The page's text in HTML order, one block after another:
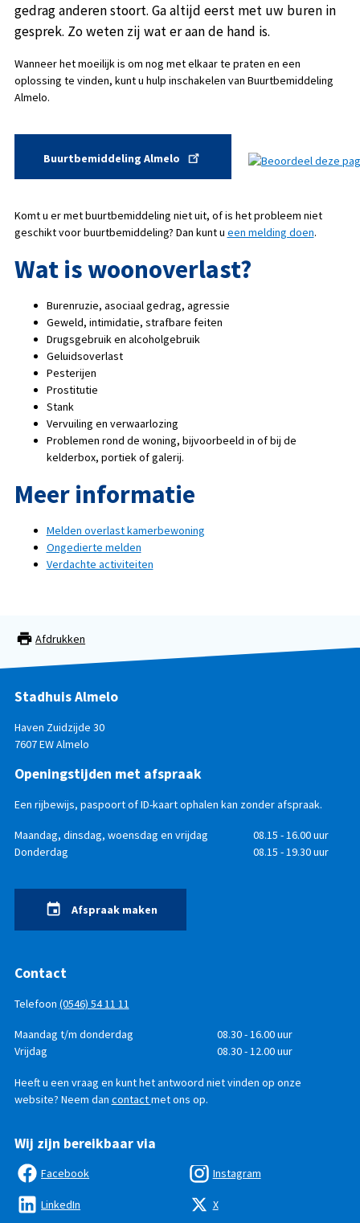
gedrag anderen stoort. Ga altijd eerst met uw buren in
gesprek. Zo weten zij wat er aan de hand is.
Wanneer het moeilijk is om nog met elkaar te praten en een
oplossing te vinden, kunt u hulp inschakelen van Buurtbemiddeling
Almelo.
Buurtbemiddeling Almelo
Komt u er met buurtbemiddeling niet uit, of is het probleem niet
geschikt voor buurtbemiddeling? Dan kunt u een melding doen.
Wat is woonoverlast?
Burenruzie, asociaal gedrag, agressie
Geweld, intimidatie, strafbare feiten
Drugsgebruik en alcoholgebruik
Geluidsoverlast
Pesterijen
Prostitutie
Stank
Vervuiling en verwaarlozing
Problemen rond de woning, bijvoorbeeld in of bij de
kelderbox, portiek of galerij.
Meer informatie
Melden overlast kamerbewoning
Ongedierte melden
Verdachte activiteiten
Afdrukken
Stadhuis Almelo
Haven Zuidzijde 30
7607 EW Almelo
Openingstijden met afspraak
Een rijbewijs, paspoort of ID-kaart ophalen kan zonder afspraak.
Openingstijden
DagTijd
Maandag, dinsdag, woensdag en vrijdag
08.15 - 16.00 uur
Donderdag
08.15 - 19.30 uur
Afspraak maken
Contact
Telefoon (0546) 54 11 11
Telefonisch
bereikbaar
DagTijd
Maandag t/m donderdag
08.30 - 16.00 uur
Vrijdag
08.30 - 12.00 uur
Heeft u een vraag en kunt het antwoord niet vinden op onze
website? Neem dan contactmet ons op.
Wij zijn bereikbaar via
Facebook
LinkedIn
Instagram
X